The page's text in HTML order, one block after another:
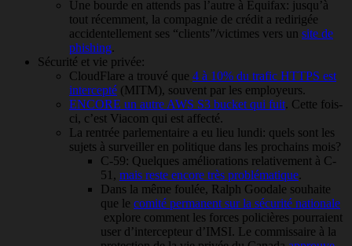
Une bourde en attends pas l’autre à Equifax: jusqu’à
tout récemment, la compagnie de crédit a redirigée
accidentellement ses “clients”/victimes vers un site de
phishing.
Sécurité et vie privée:
CloudFlare a trouvé que 4 à 10% du trafic HTTPS est
intercepté (MITM), souvent par les employeurs.
ENCORE un autre AWS S3 bucket qui fuit. Cette fois-
ci, c’est Viacom qui est affecté.
La rentrée parlementaire a eu lieu lundi: quels sont les
sujets à surveiller en politique dans les prochains mois?
C-59: Quelques améliorations relativement à C-
51, mais reste encore très problématique.
Dans la même foulée, Ralph Goodale souhaite
que le comité permanent sur la sécurité nationale
explore comment les forces policières pourraient
user d’intercepteur d’IMSI. Le commissaire à la